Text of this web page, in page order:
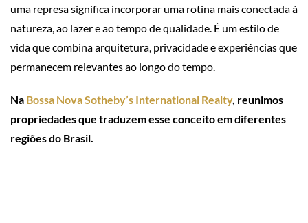
uma represa significa incorporar uma rotina mais conectada à
natureza, ao lazer e ao tempo de qualidade. É um estilo de
vida que combina arquitetura, privacidade e experiências que
permanecem relevantes ao longo do tempo.
Na Bossa Nova Sotheby’s International Realty, reunimos
propriedades que traduzem esse conceito em diferentes
regiões do Brasil.